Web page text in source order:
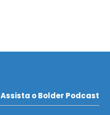
Assista o Bolder Podcast